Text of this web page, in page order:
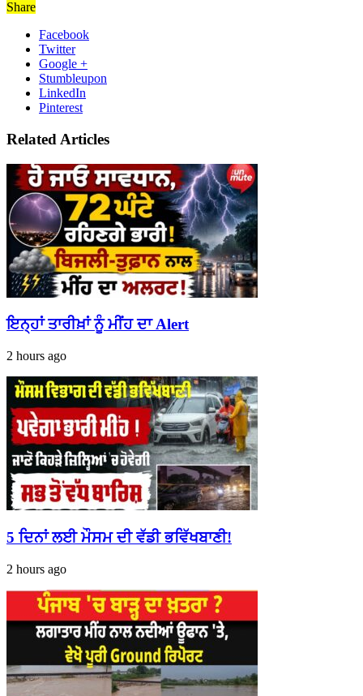
Share
Facebook
Twitter
Google +
Stumbleupon
LinkedIn
Pinterest
Related Articles
ਇਨ੍ਹਾਂ ਤਾਰੀਖ਼ਾਂ ਨੂੰ ਮੀਂਹ ਦਾ Alert
2 hours ago
5 ਦਿਨਾਂ ਲਈ ਮੌਸਮ ਦੀ ਵੱਡੀ ਭਵਿੱਖਬਾਣੀ!
2 hours ago